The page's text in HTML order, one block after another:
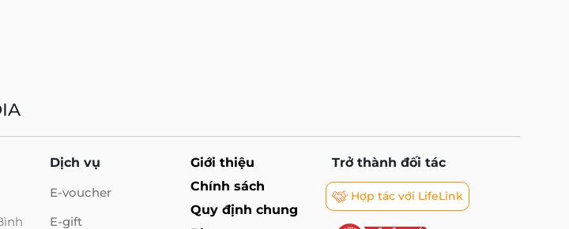
Dịch vụ
E-voucher
E-gift
Giới thiệu
Chính sách
Quy định chung
Trở thành đối tác
Hợp tác với LifeLink